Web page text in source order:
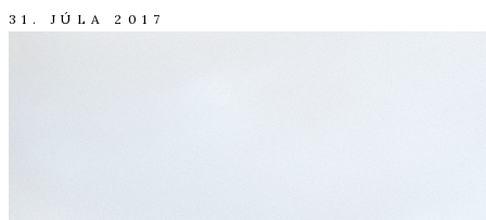
31. JÚLA 2017